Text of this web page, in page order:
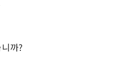
까?